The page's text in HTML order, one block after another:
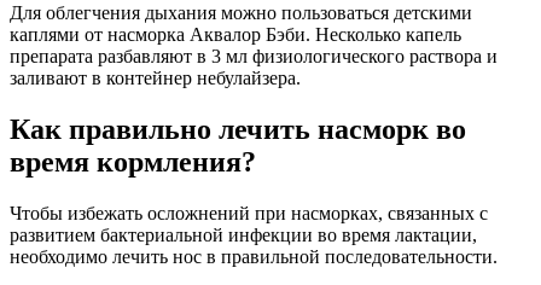
Для облегчения дыхания можно пользоваться детскими
каплями от насморка Аквалор Бэби. Несколько капель
препарата разбавляют в 3 мл физиологического раствора и
заливают в контейнер небулайзера.
Как правильно лечить насморк во
время кормления?
Чтобы избежать осложнений при насморках, связанных с
развитием бактериальной инфекции во время лактации,
необходимо лечить нос в правильной последовательности.